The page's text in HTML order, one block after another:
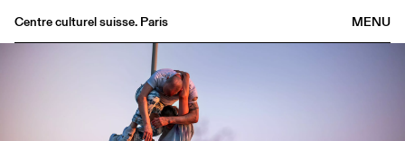
MENU
Centre culturel suisse. Paris